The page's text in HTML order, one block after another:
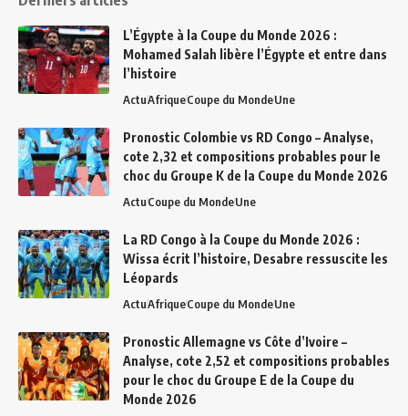
L’Égypte à la Coupe du Monde 2026 :
Mohamed Salah libère l’Égypte et entre dans
l’histoire
ActuAfriqueCoupe du MondeUne
Pronostic Colombie vs RD Congo – Analyse,
cote 2,32 et compositions probables pour le
choc du Groupe K de la Coupe du Monde 2026
ActuCoupe du MondeUne
La RD Congo à la Coupe du Monde 2026 :
Wissa écrit l’histoire, Desabre ressuscite les
Léopards
ActuAfriqueCoupe du MondeUne
Pronostic Allemagne vs Côte d’Ivoire –
Analyse, cote 2,52 et compositions probables
pour le choc du Groupe E de la Coupe du
Monde 2026